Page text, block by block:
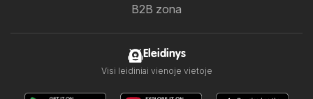
B2B zona
Eleidinys
Visi leidiniai vienoje vietoje